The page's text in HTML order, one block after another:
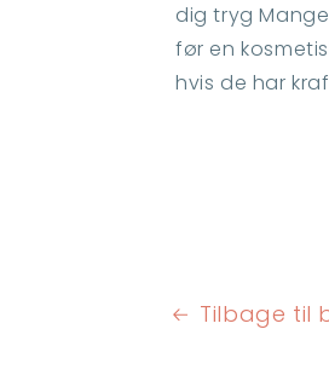
dig tryg
før en
hvis de har
Tilbage til